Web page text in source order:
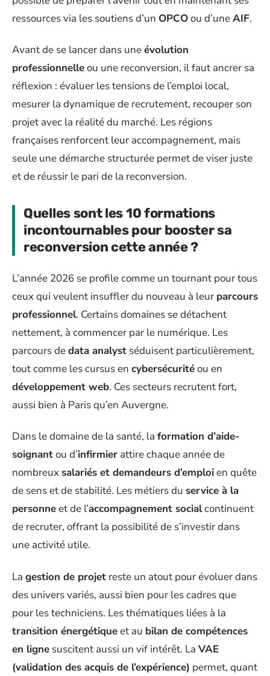
ressources via les soutiens d’un OPCOou d’uneAIF.
Avant de se lancer dans uneévolution
professionnelleou une reconversion, il faut ancrer sa
réflexion : évaluer les tensions de l’emploi local,
mesurer la dynamique de recrutement, recouper son
projet avec la réalité du marché. Les régions
françaises renforcent leur accompagnement, mais
seule une démarche structurée permet de viser juste
et de réussir le pari de la reconversion.
Quelles sont les 10 formations
incontournables pour booster sa
reconversion cette année ?
L’année 2026 se profile comme un tournant pour tous
ceux qui veulent insuffler du nouveau à leur parcours
professionnel. Certains domaines se détachent
nettement, à commencer par le numérique. Les
parcours dedata analyst séduisent particulièrement,
tout comme les cursus en cybersécuritéou en
développement web. Ces secteurs recrutent fort,
aussi bien à Paris qu’en Auvergne.
Dans le domaine de la santé, la formation d’aide-
soignantou d’infirmier attire chaque année de
nombreux salariés et demandeurs d’emploien quête
de sens et de stabilité. Les métiers du service à la
personneet de l’accompagnement socialcontinuent
de recruter, offrant la possibilité de s’investir dans
une activité utile.
La gestion de projet reste un atout pour évoluer dans
des univers variés, aussi bien pour les cadres que
pour les techniciens. Les thématiques liées à la
transition énergétiqueet au bilan de compétences
en ligne suscitent aussi un vif intérêt. La VAE
(validation des acquis de l’expérience) permet, quant